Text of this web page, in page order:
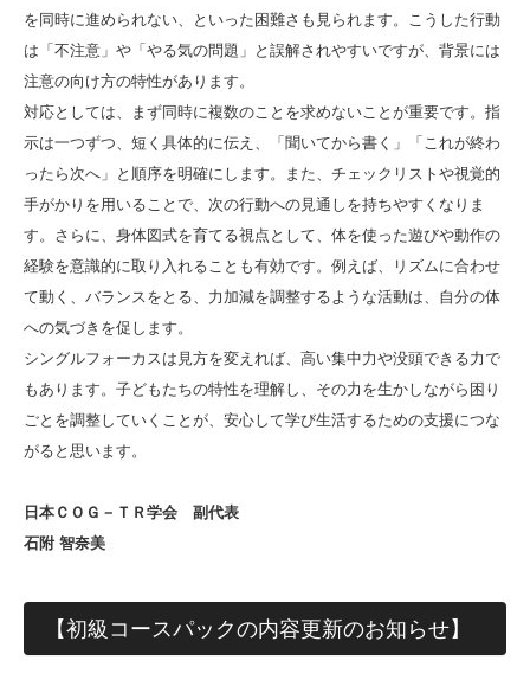
を同時に進められない、といった困難さも見られます。こうした行動
は「不注意」や「やる気の問題」と誤解されやすいですが、背景には
注意の向け方の特性があります。
対応としては、まず同時に複数のことを求めないことが重要です。指
示は一つずつ、短く具体的に伝え、「聞いてから書く」「これが終わ
ったら次へ」と順序を明確にします。また、チェックリストや視覚的
手がかりを用いることで、次の行動への見通しを持ちやすくなりま
す。さらに、身体図式を育てる視点として、体を使った遊びや動作の
経験を意識的に取り入れることも有効です。例えば、リズムに合わせ
て動く、バランスをとる、力加減を調整するような活動は、自分の体
への気づきを促します。
シングルフォーカスは見方を変えれば、高い集中力や没頭できる力で
もあります。子どもたちの特性を理解し、その力を生かしながら困り
ごとを調整していくことが、安心して学び生活するための支援につな
がると思います。
日本ＣＯＧ－ＴＲ学会 副代表
石附 智奈美
【初級コースパックの内容更新のお知らせ】